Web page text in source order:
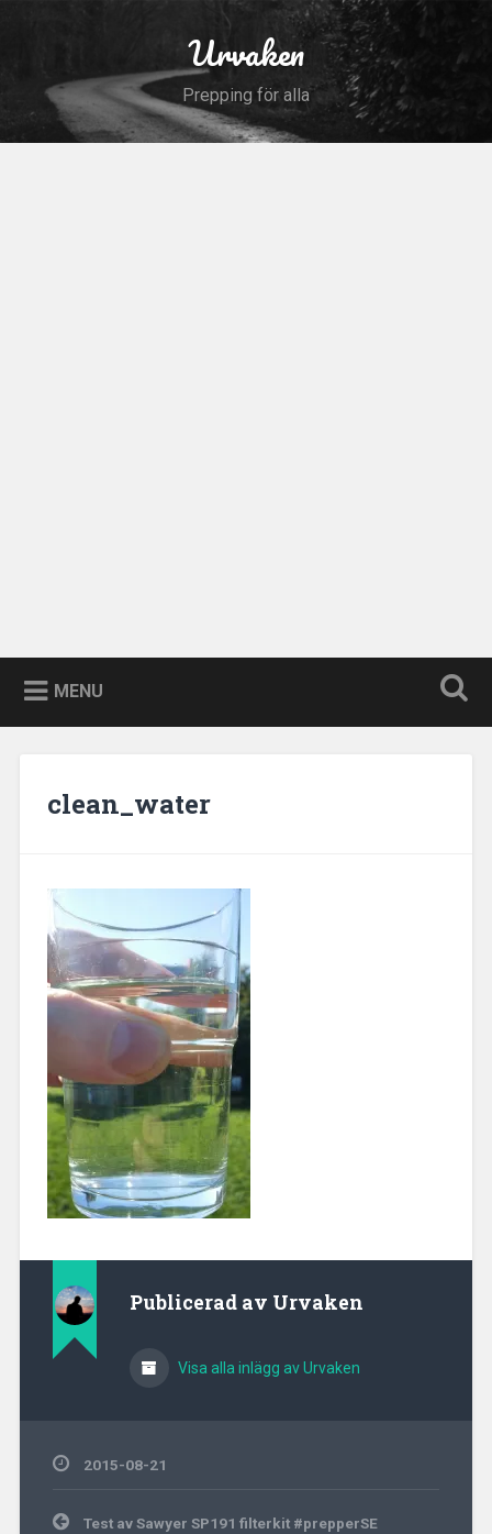
Urvaken
Prepping för alla
MENU
clean_water
Publicerad av Urvaken
Visa alla inlägg av Urvaken
2015-08-21
Inläggsnavigering
Test av Sawyer SP191 filterkit #prepperSE